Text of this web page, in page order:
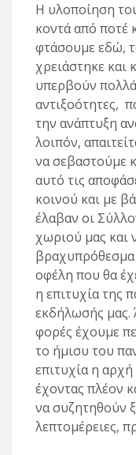
Η υλοποίηση
κοντά από ποτέ
φτάσουμε εδώ,
χρειάστηκε και
υπερβούν
αντιξοότητες,
την ανάπτυξη
λοιπόν,
να σεβαστούμε
αυτό τις
κοινού και με
έλαβαν οι
χωριού μας και
οφέλη που θα
η επιτυχία της
εκδήλωσής μας.
φορές έχουμε
το ήμισυ του
επιτυχία η αρχή
έχοντας πλέον
να συζητηθούν
λεπτομέρειες,